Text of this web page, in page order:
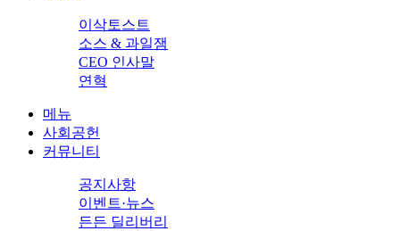
이삭토스트
소스 & 과일잼
CEO 인사말
연혁
메뉴
사회공헌
커뮤니티
공지사항
이벤트·뉴스
든든 딜리버리